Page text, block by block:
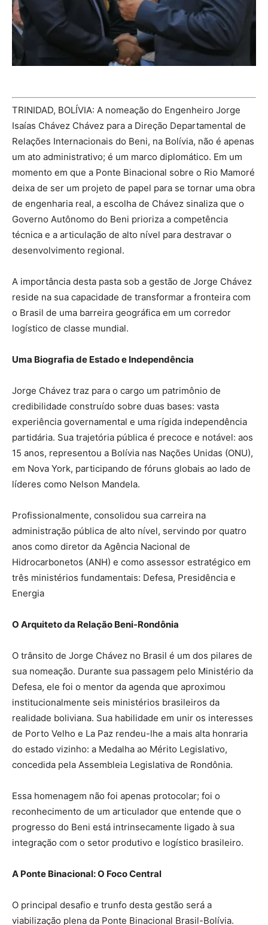
TRINIDAD, BOLÍVIA: A nomeação do Engenheiro Jorge
Isaías Chávez Chávez para a Direção Departamental de
Relações Internacionais do Beni, na Bolívia, não é apenas
um ato administrativo; é um marco diplomático. Em um
momento em que a Ponte Binacional sobre o Rio Mamoré
deixa de ser um projeto de papel para se tornar uma obra
de engenharia real, a escolha de Chávez sinaliza que o
Governo Autônomo do Beni prioriza a competência
técnica e a articulação de alto nível para destravar o
desenvolvimento regional.
A importância desta pasta sob a gestão de Jorge Chávez
reside na sua capacidade de transformar a fronteira com
o Brasil de uma barreira geográfica em um corredor
logístico de classe mundial.
Uma Biografia de Estado e Independência
Jorge Chávez traz para o cargo um patrimônio de
credibilidade construído sobre duas bases: vasta
experiência governamental e uma rígida independência
partidária. Sua trajetória pública é precoce e notável: aos
15 anos, representou a Bolívia nas Nações Unidas (ONU),
em Nova York, participando de fóruns globais ao lado de
líderes como Nelson Mandela.
Profissionalmente, consolidou sua carreira na
administração pública de alto nível, servindo por quatro
anos como diretor da Agência Nacional de
Hidrocarbonetos (ANH) e como assessor estratégico em
três ministérios fundamentais: Defesa, Presidência e
Energia
O Arquiteto da Relação Beni-Rondônia
O trânsito de Jorge Chávez no Brasil é um dos pilares de
sua nomeação. Durante sua passagem pelo Ministério da
Defesa, ele foi o mentor da agenda que aproximou
institucionalmente seis ministérios brasileiros da
realidade boliviana. Sua habilidade em unir os interesses
de Porto Velho e La Paz rendeu-lhe a mais alta honraria
do estado vizinho: a Medalha ao Mérito Legislativo,
concedida pela Assembleia Legislativa de Rondônia.
Essa homenagem não foi apenas protocolar; foi o
reconhecimento de um articulador que entende que o
progresso do Beni está intrinsecamente ligado à sua
integração com o setor produtivo e logístico brasileiro.
A Ponte Binacional: O Foco Central
O principal desafio e trunfo desta gestão será a
viabilização plena da Ponte Binacional Brasil-Bolívia.